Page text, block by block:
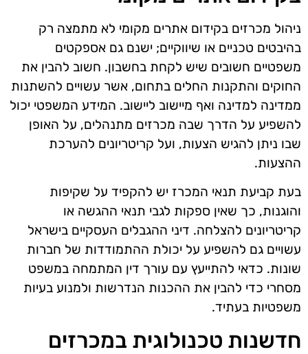
ניהול מכרזים בקידום אתרים מקומי לא מתמצה רק
בהיבטים טכניים או שיווקיים; ישנם גם אספקטים
משפטיים חשובים שיש לקחת בחשבון. חשוב להבין את
החוקים והתקנות החלים בתחום, אשר עשויים להשתנות
ממדינה למדינה ואף מיישוב ליישוב. המידע המשפטי יכול
להשפיע על הדרך שבה מכרזים מתנהלים, על האופן
שבו ניתן להגיש הצעות, ועל קריטריונים להערכת
ההצעות.
בעת קביעת תנאי המכרז יש להקפיד על שקיפות
והוגנות, כך שאין ספקות לגבי תנאי ההגשה או
קריטריונים להצלחה. דיני ההגבלים העסקיים בישראל
עשויים גם להשפיע על יכולת ההתמודדות של חברות
שונות. כדאי להתייעץ עם עורך דין המתמחה במשפט
מסחרי כדי להבין את ההכנות הנדרשות ולמנוע בעיות
משפטיות בעתיד.
חדשנות טכנולוגית במכרזים